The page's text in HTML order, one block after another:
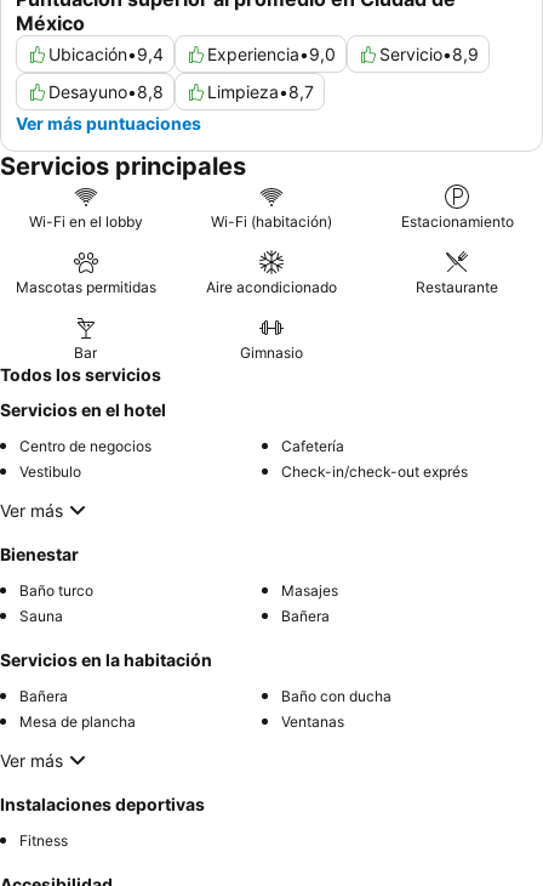
México
Ubicación•9,4 Experiencia•9,0 Servicio•8,9
Desayuno•8,8 Limpieza•8,7
Ver más puntuaciones
Servicios principales
Wi-Fi en el lobby Wi-Fi (habitación) Estacionamiento
Mascotas permitidas Aire acondicionado Restaurante
Bar Gimnasio
Todos los servicios
Servicios en el hotel
Centro de negocios
Cafetería
Vestibulo
Check-in/check-out exprés
Ver más
Bienestar
Baño turco
Masajes
Sauna
Bañera
Servicios en la habitación
Bañera
Baño con ducha
Mesa de plancha
Ventanas
Ver más
Instalaciones deportivas
Fitness